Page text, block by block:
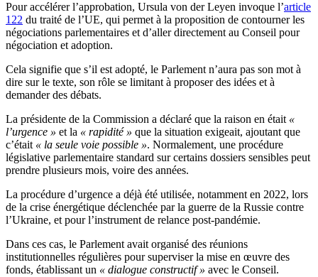
Pour accélérer l’approbation, Ursula von der Leyen invoque l’article
122 du traité de l’UE, qui permet à la proposition de contourner les
négociations parlementaires et d’aller directement au Conseil pour
négociation et adoption.
Cela signifie que s’il est adopté, le Parlement n’aura pas son mot à
dire sur le texte, son rôle se limitant à proposer des idées et à
demander des débats.
La présidente de la Commission a déclaré que la raison en était «
l’urgence » et la « rapidité » que la situation exigeait, ajoutant que
c’était « la seule voie possible ». Normalement, une procédure
législative parlementaire standard sur certains dossiers sensibles peut
prendre plusieurs mois, voire des années.
La procédure d’urgence a déjà été utilisée, notamment en 2022, lors
de la crise énergétique déclenchée par la guerre de la Russie contre
l’Ukraine, et pour l’instrument de relance post-pandémie.
Dans ces cas, le Parlement avait organisé des réunions
institutionnelles régulières pour superviser la mise en œuvre des
fonds, établissant un « dialogue constructif » avec le Conseil.